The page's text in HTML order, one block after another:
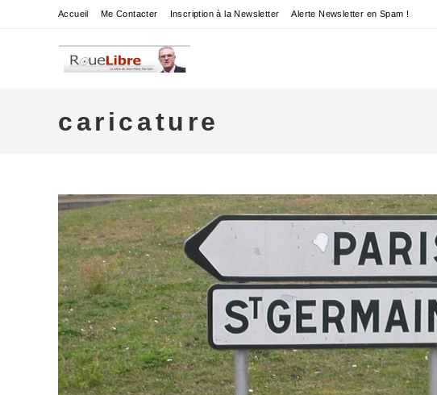
Accueil Me Contacter Inscription à la Newsletter Alerte Newsletter en Spam !
caricature